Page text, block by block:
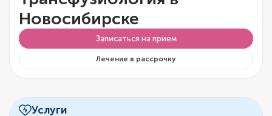
Новосибирске
Записаться на прием
Лечение в рассрочку
Услуги